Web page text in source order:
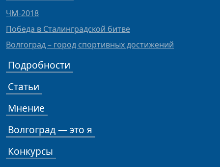
ЧМ-2018
Победа в Сталинградской битве
Волгоград – город спортивных достижений
Подробности
Статьи
Мнение
Волгоград — это я
Конкурсы